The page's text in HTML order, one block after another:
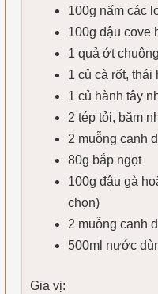
100g nấm các
100g đậu cove
1 quả ớt
1 củ cà rốt, thái
1 củ hành tây
2 tép tỏi, băm
2 muỗng canh
80g bắp ngọt
100g đậu gà
chọn)
2 muỗng canh
500ml nước
Gia vị: